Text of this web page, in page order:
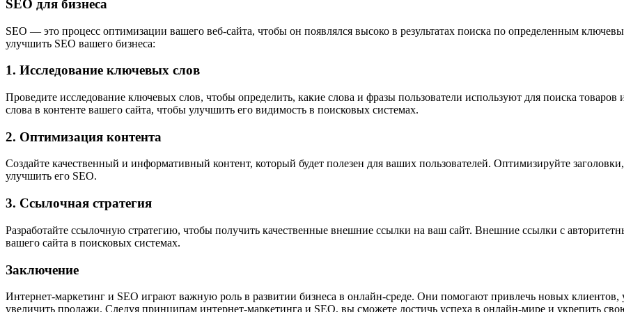
SEO для бизнеса
SEO — это процесс оптимизации вашего веб-сайта, чтобы он появлялся высоко в результатах поиска по определенным
улучшить SEO вашего бизнеса:
1. Исследование ключевых слов
Проведите исследование ключевых слов, чтобы определить, какие слова и фразы пользователи используют для поиска
слова в контенте вашего сайта, чтобы улучшить его видимость в поисковых системах.
2. Оптимизация контента
Создайте качественный и информативный контент, который будет полезен для ваших пользователей. Оптимизируйте
улучшить его SEO.
3. Ссылочная стратегия
Разработайте ссылочную стратегию, чтобы получить качественные внешние ссылки на ваш сайт. Внешние ссылки с
вашего сайта в поисковых системах.
Заключение
Интернет-маркетинг и SEO играют важную роль в развитии бизнеса в онлайн-среде. Они помогают привлечь новых
увеличить продажи. Следуя принципам интернет-маркетинга и SEO, вы сможете достичь успеха в онлайн-мире и укрепить